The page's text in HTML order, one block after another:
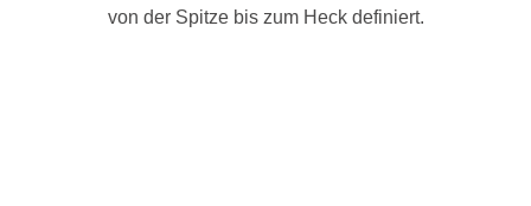
von der Spitze bis zum Heck definiert.